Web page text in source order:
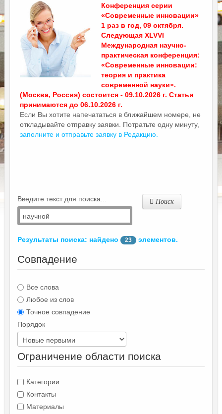
Конференция серии
«Современные инновации»
1 раз в год, 09 октября.
Следующая XLVVI
Международная научно-
практическая конференция:
«Современные инновации:
теория и практика
современной науки».
(Москва, Россия) состоится - 09.10.2026 г. Статьи
принимаются до 06.10.2026 г.
Если Вы хотите напечататься в ближайшем номере, не
откладывайте отправку заявки. Потратьте одну минуту,
заполните и отправьте заявку в Редакцию.
Введите текст для поиска... Поиск
Результаты поиска: найдено 23 элементов.
Совпадение
Все слова
Любое из слов
Точное совпадение
Порядок
Ограничение области поиска
Категории
Контакты
Материалы